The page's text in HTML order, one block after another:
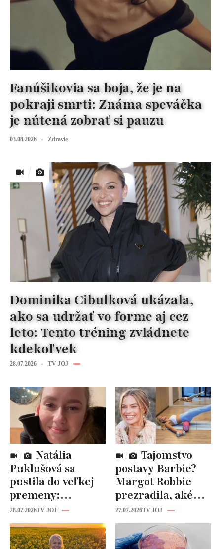
Fanúšikovia sa boja, že je na
pokraji smrti: Známa speváčka
je nútená zobrať si pauzu
03.08.2026 Zdravie
Dominika Cibulková ukázala,
ako sa udržať vo forme aj cez
leto: Tento tréning zvládnete
kdekoľvek
28.07.2026 TV JOJ
Puklušová sa
pustila do veľkej
premeny:
Odborníci však
varujú, pozor na
prísne diéty!
28.07.2026TV JOJ
postavy Barbie?
Margot Robbie
prezradila, aké
cviky jej pomohli
spevniť celé telo
27.07.2026TV JOJ